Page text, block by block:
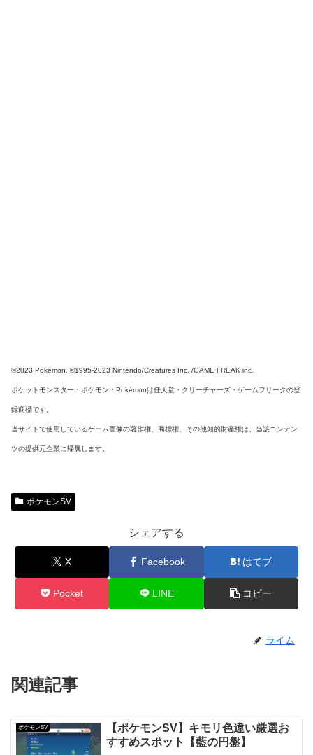
©2023 Pokémon. ©1995-2023 Nintendo/Creatures Inc. /GAME FREAK inc.
ポケットモンスター・ポケモン・Pokémonは任天堂・クリーチャーズ・ゲームフリークの登
録商標です。
当サイトで使用しているゲーム画像の著作権、商標権、その他知的財産権は、当該コンテン
ツの提供元企業に帰属します。
ポケモンSV
シェアする
X Facebook はてブ
Pocket LINE コピー
ライム
関連記事
ポケモンSV
【ポケモンSV】キモリ色違い厳選お
すすめスポット【藍の円盤】